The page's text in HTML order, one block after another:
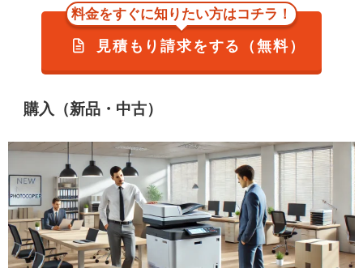
料金をすぐに知りたい方はコチラ！
見積もり請求をする（無料）
購入（新品・中古）